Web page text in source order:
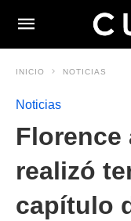
INICIO NOTICIAS
Noticias
Florence
realizó
capítulo